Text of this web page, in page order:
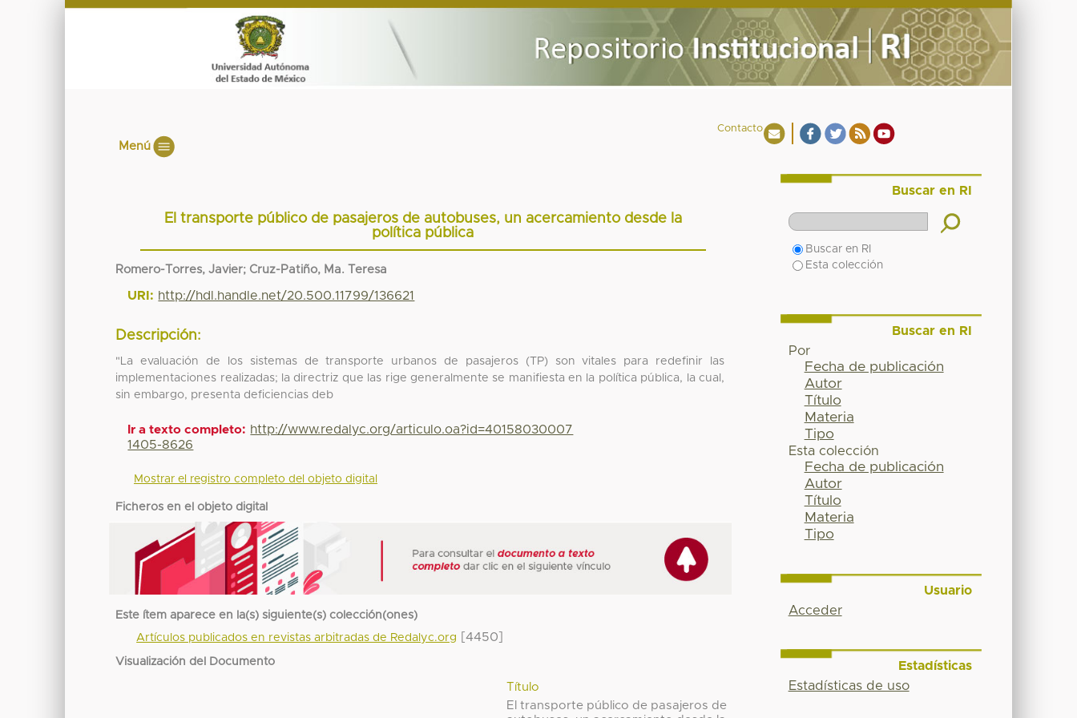
Contacto
Menú
El transporte público de pasajeros de autobuses, un acercamiento desde la
política pública
Romero-Torres, Javier; Cruz-Patiño, Ma. Teresa
URI: http://hdl.handle.net/20.500.11799/136621
Descripción:
"La evaluación de los sistemas de transporte urbanos de pasajeros (TP) son vitales para redefinir las
implementaciones realizadas; la directriz que las rige generalmente se manifiesta en la política pública, la cual,
sin embargo, presenta deficiencias deb
Ir a texto completo: http://www.redalyc.org/articulo.oa?id=40158030007
1405-8626
Mostrar el registro completo del objeto digital
Ficheros en el objeto digital
Este ítem aparece en la(s) siguiente(s) colección(ones)
Artículos publicados en revistas arbitradas de Redalyc.org
[4450]
Visualización del Documento
Título
El transporte público de pasajeros de
Buscar en RI
Buscar en RI
Esta colección
Buscar en RI
Por
Fecha de publicación
Autor
Título
Materia
Tipo
Esta colección
Fecha de publicación
Autor
Título
Materia
Tipo
Usuario
Acceder
Estadísticas
Estadísticas de uso